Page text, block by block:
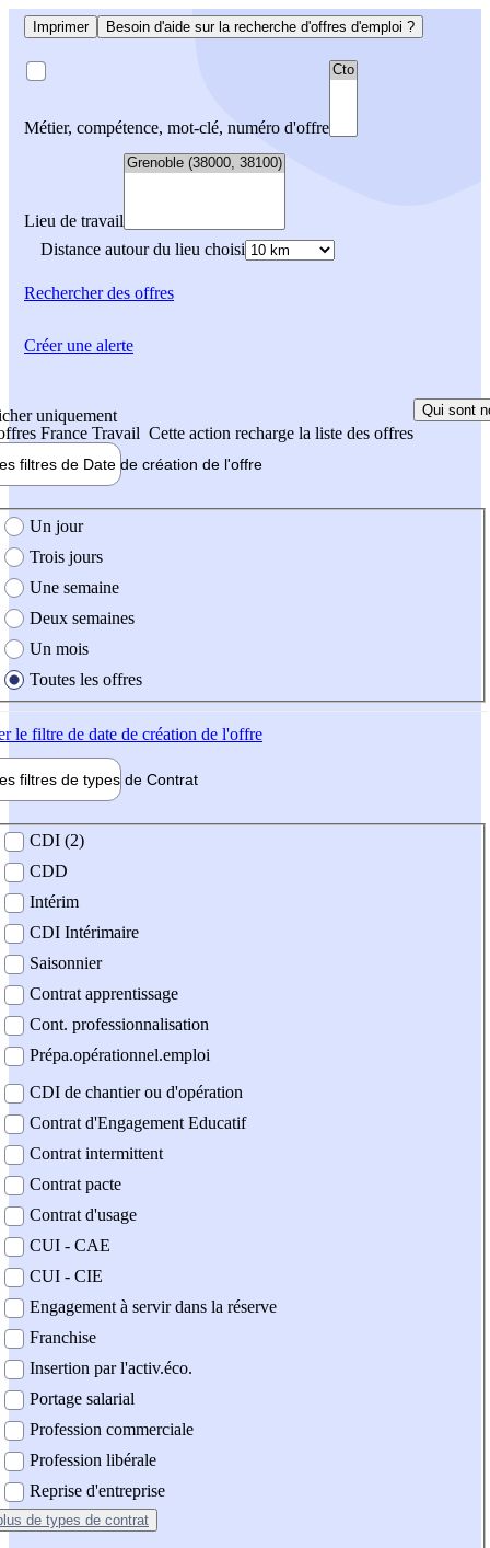
Imprimer Besoin d'aide sur la recherche d'offres d'emploi ?
Métier, compétence, mot-clé, numéro d'offre
Lieu de travail
Distance autour du lieu choisi
Rechercherdes offres
uniquement
France Travail Cette action recharge la liste des offres
Qui sont
filtres de Date de création de l'offre
création de l'offre
Un jour
Trois jours
Une semaine
Deux semaines
Un mois
Toutes les offres
le filtre de date de création de l'offre
filtres de types de Contrat
contrat
CDI (2)
CDD
Intérim
CDI Intérimaire
Saisonnier
Contrat apprentissage
Cont. professionnalisation
Prépa.opérationnel.emploi
CDI de chantier ou d'opération
Contrat d'Engagement Educatif
Contrat intermittent
Contrat pacte
Contrat d'usage
CUI - CAE
CUI - CIE
Engagement à servir dans la réserve
Franchise
Insertion par l'activ.éco.
Portage salarial
Profession commerciale
Profession libérale
Reprise d'entreprise
de types de contrat
Créer une alerte